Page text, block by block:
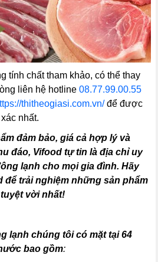
tính chất tham khảo, có thể thay
liên hệ hotline08.77.99.00.55
thitheogiasi.com.vn/để được
nhất.
đảm bảo, giá cả hợp lý và
đáo, Vifood tự tin là địa chỉ uy
lạnh cho mọi gia đình. Hãy
để trải nghiệm những sản phẩm
vời nhất!
lạnh chúng tôi có mặt tại 64
bao gồm: